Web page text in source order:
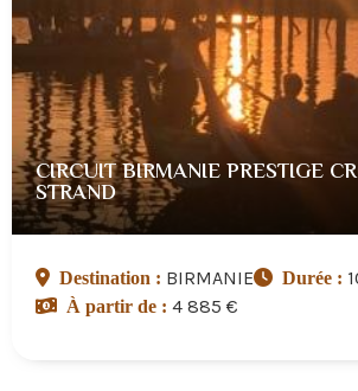
CIRCUIT BIRMANIE PRESTIGE
STRAND
Destination : BIRMANIE Durée :
À partir de : 4 885 €